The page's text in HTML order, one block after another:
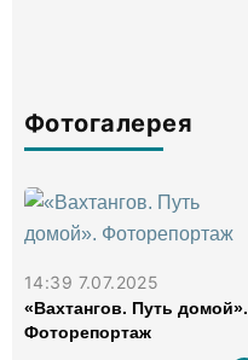
Фотогалерея
14:39 7.07.2025
«Вахтангов. Путь домой».
Фоторепортаж